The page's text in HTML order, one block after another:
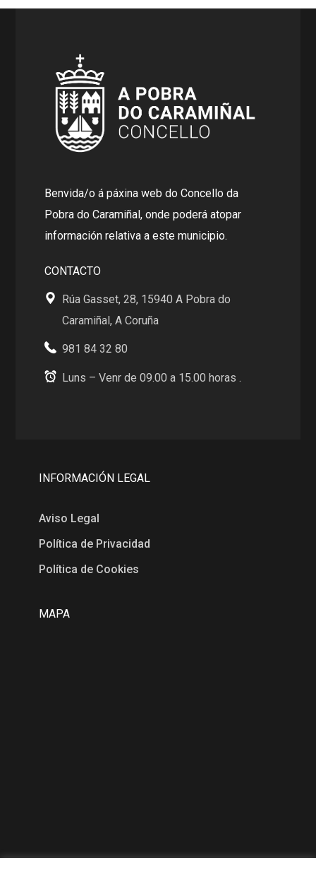
Benvida/o á páxina web do Concello da
Pobra do Caramiñal, onde poderá atopar
información relativa a este municipio.
CONTACTO
Rúa Gasset, 28, 15940 A Pobra do
Caramiñal, A Coruña
981 84 32 80
Luns – Venr de 09.00 a 15.00 horas .
INFORMACIÓN LEGAL
Aviso Legal
Política de Privacidad
Política de Cookies
MAPA